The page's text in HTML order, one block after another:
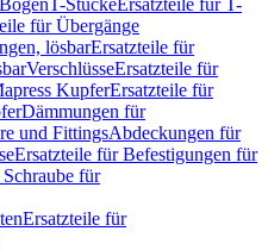
T-StückeErsatzteile für T-
für Übergänge
lösbarErsatzteile für
VerschlüsseErsatzteile für
KupferErsatzteile für
Dämmungen für
und FittingsAbdeckungen für
Ersatzteile für Befestigungen für
Schraube für
Ersatzteile für